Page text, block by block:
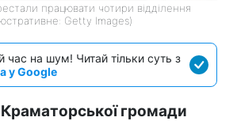
працювати чотири відділення
Getty Images)
час на шум! Читай тільки суть з
у Google
Краматорської громади